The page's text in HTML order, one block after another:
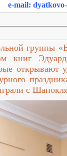
e-mail:
группы
книг
с